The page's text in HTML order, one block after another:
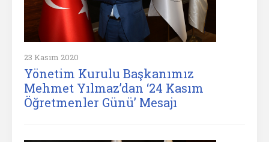
23 Kasım 2020
Yönetim Kurulu Başkanımız
Mehmet Yılmaz’dan ‘24 Kasım
Öğretmenler Günü’ Mesajı